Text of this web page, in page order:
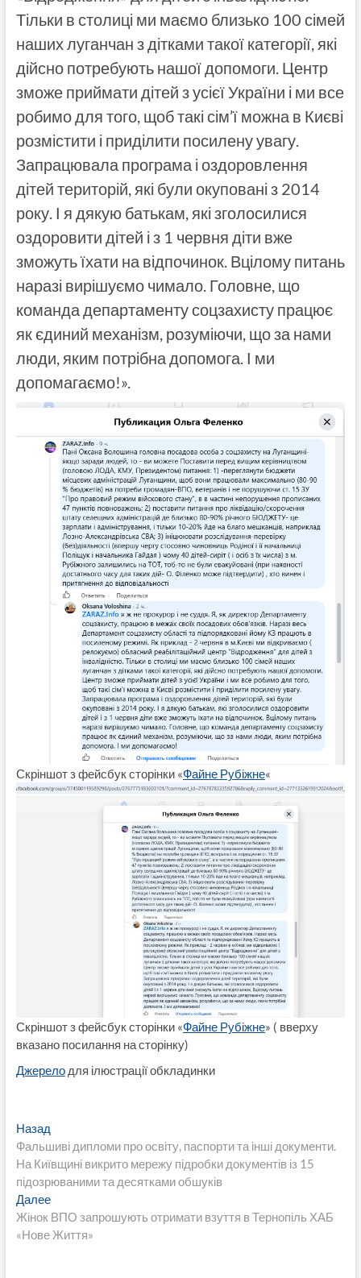
Тільки в столиці ми маємо близько 100 сімей
наших луганчан з дітками такої категорії, які
дійсно потребують нашої допомоги. Центр
зможе приймати дітей з усієї України і ми все
робимо для того, щоб такі сім’ї можна в Києві
розмістити і приділити посилену увагу.
Запрацювала програма і оздоровлення
дітей територій, які були окуповані з 2014
року. І я дякую батькам, які зголосилися
оздоровити дітей і з 1 червня діти вже
зможуть їхати на відпочинок. Вцілому питань
наразі вирішуємо чимало. Головне, що
команда департаменту соцзахисту працює
як єдиний механізм, розуміючи, що за нами
люди, яким потрібна допомога. І ми
допомагаємо!».
Скріншот з фейсбук сторінки «Файне Рубіжне«
Скріншот з фейсбук сторінки «Файне Рубіжне» ( вверху
вказано посилання на сторінку)
Джерелодля ілюстрації обкладинки
Навигация
по
записям
НазадПредыдущая
запись:
Фальшиві дипломи про освіту, паспорти та інші документи.
На Київщині викрито мережу підробки документів із 15
підозрюваними та десятками обшуків
ДалееСледующая
запись:
Жінок ВПО запрошують отримати взуття в Тернопіль ХАБ
«Нове Життя»